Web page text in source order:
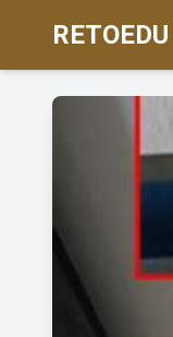
RETOEDU